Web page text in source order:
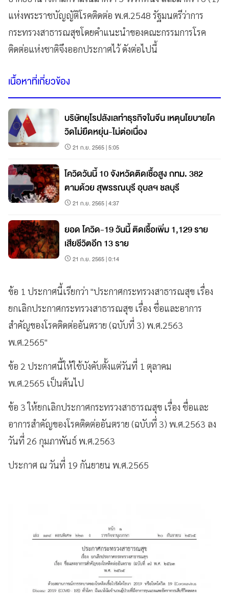
แห่งพระราชบัญญัติโรคติดต่อ พ.ศ.2548 รัฐมนตรีว่าการ
กระทรวงสาธารณสุขโดยคำแนะนำของคณะกรรมการโรค
ติดต่อแห่งชาติจึงออกประกาศไว้ ดังต่อไปนี้
เนื้อหาที่เกี่ยวข้อง
บริษัทยุโรปลังเลทำธุรกิจในจีน เหตุนโยบายโค
วิดไม่ยืดหยุ่น-ไม่ต่อเนื่อง
21 ก.ย. 2565 | 5:05
โควิดวันนี้ 10 จังหวัดติดเชื้อสูง กทม. 382
ตามด้วย สุพรรณบุรี อุบลฯ ชลบุรี
21 ก.ย. 2565 | 4:37
ยอด โควิด-19 วันนี้ ติดเชื้อเพิ่ม 1,129 ราย
เสียชีวิตอีก 13 ราย
21 ก.ย. 2565 | 0:14
ข้อ 1 ประกาศนี้เรียกว่า "ประกาศกระทรวงสาธารณสุข เรื่อง
ยกเลิกประกาศกระทรวงสาธารณสุข เรื่อง ชื่อและอาการ
สำคัญของโรคติดต่ออันตราย (ฉบับที่ 3) พ.ศ.2563
พ.ศ.2565"
ข้อ 2 ประกาศนี้ให้ใช้บังคับตั้งแต่วันที่ 1 ตุลาคม
พ.ศ.2565 เป็นต้นไป
ข้อ 3 ให้ยกเลิกประกาศกระทรวงสาธารณสุข เรื่อง ชื่อและ
อาการสำคัญของโรคติดต่ออันตราย (ฉบับที่ 3) พ.ศ.2563 ลง
วันที่ 26 กุมภาพันธ์ พ.ศ.2563
ประกาศ ณ วันที่ 19 กันยายน พ.ศ.2565